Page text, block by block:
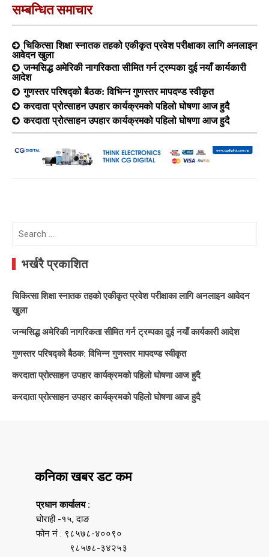
सम्बन्धित समाचार
चिकित्सा शिक्षा स्नातक तहको एकीकृत प्रवेश परीक्षाका लागि अनलाइन
आवेदन खुला
जन्मसिद्ध अमेरिकी नागरिकता सीमित गर्न ट्रम्पका दुई नयाँ कार्यकारी
आदेश
गुणस्तर परिषद्को बैठक: विभिन्न गुणस्तर मापदण्ड स्वीकृत
करदाता प्रोत्साहन उपहार कार्यक्रमको पहिलो घोषणा आज हुदै
करदाता प्रोत्साहन उपहार कार्यक्रमको पहिलो घोषणा आज हुदै
Search
भर्खरै प्रकाशित
चिकित्सा शिक्षा स्नातक तहको एकीकृत प्रवेश परीक्षाका लागि अनलाइन आवेदन
खुला
जन्मसिद्ध अमेरिकी नागरिकता सीमित गर्न ट्रम्पका दुई नयाँ कार्यकारी आदेश
गुणस्तर परिषद्को बैठक: विभिन्न गुणस्तर मापदण्ड स्वीकृत
करदाता प्रोत्साहन उपहार कार्यक्रमको पहिलो घोषणा आज हुदै
करदाता प्रोत्साहन उपहार कार्यक्रमको पहिलो घोषणा आज हुदै
कनिका खबर डट कम
प्रधान कार्यालय :
घोराही -१५, दाङ
फोन नं : ९८५७८-४००९०
९८५७८-३४२५३